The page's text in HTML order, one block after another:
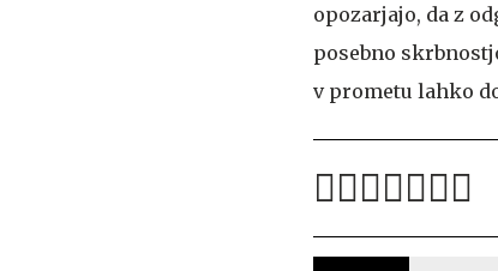
opozarjajo, da z
posebno
v prometu lahko